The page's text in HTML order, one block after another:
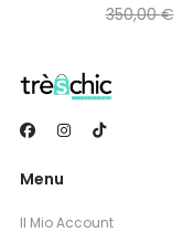
350,00€
Menu
Il Mio Account